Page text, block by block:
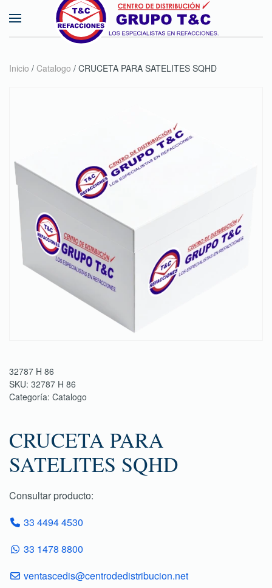
Skip to main content
Inicio / Catalogo / CRUCETA PARA SATELITES SQHD
32787 H 86
SKU: 32787 H 86
Categoría: Catalogo
CRUCETA PARA
SATELITES SQHD
Consultar producto:
33 4494 4530
33 1478 8800
ventascedis@centrodedistribucion.net